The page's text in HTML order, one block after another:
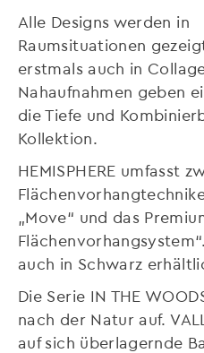
Alle Designs werden in
Raumsituationen
erstmals auch in
Nahaufnahmen geben
die Tiefe und
Kollektion.
HEMISPHERE umfasst
„Move“ und das
auch in Schwarz
Die Serie IN THE
nach der Natur auf.
auf sich überlagernde